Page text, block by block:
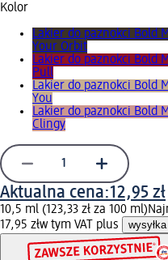
Kolor
Lakier do paznokci Bold
Your Orbit
Lakier do paznokci Bold
Pull
Lakier do paznokci Bold
You
Lakier do paznokci Bold
Clingy
Aktualna cena:12,95 zł
10,5 ml (123,33 zł za 100 ml)
17,95 złw tym VAT plus wysyłka